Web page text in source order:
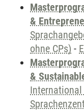
&
ohne CPs) -
&
International